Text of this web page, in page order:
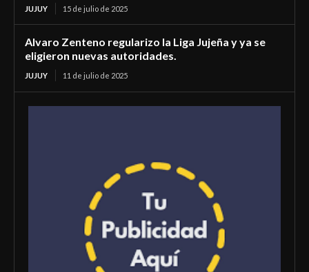
JUJUY 15 de julio de 2025
Alvaro Zenteno regularizo la Liga Jujeña y ya se
eligieron nuevas autoridades.
JUJUY 11 de julio de 2025